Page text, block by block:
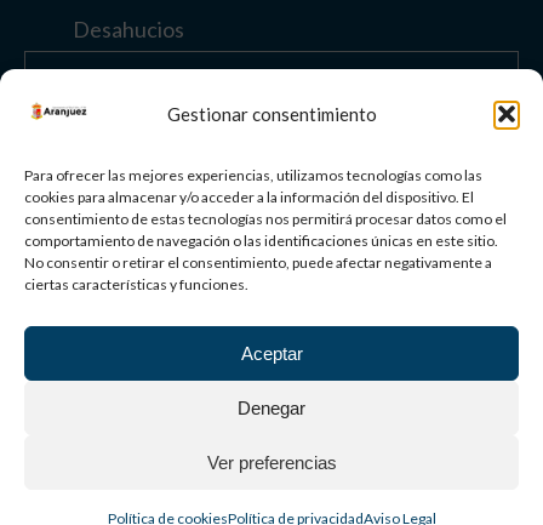
Gestionar consentimiento
Para ofrecer las mejores experiencias, utilizamos tecnologías como las
cookies para almacenar y/o acceder a la información del dispositivo. El
consentimiento de estas tecnologías nos permitirá procesar datos como el
comportamiento de navegación o las identificaciones únicas en este sitio.
No consentir o retirar el consentimiento, puede afectar negativamente a
ciertas características y funciones.
Aceptar
Denegar
Ver preferencias
Política de cookiesPolítica de privacidadAviso Legal
Desahucios
Enlaces de interés
Paisaje Cultural
de Aranjuez
Mundial